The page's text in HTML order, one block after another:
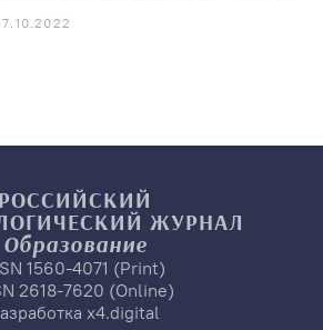
РОССИЙСКИЙ
ЖУРНАЛ
Образование
1560-4071 (Print)
2618-7620 (Online)
x4.digital